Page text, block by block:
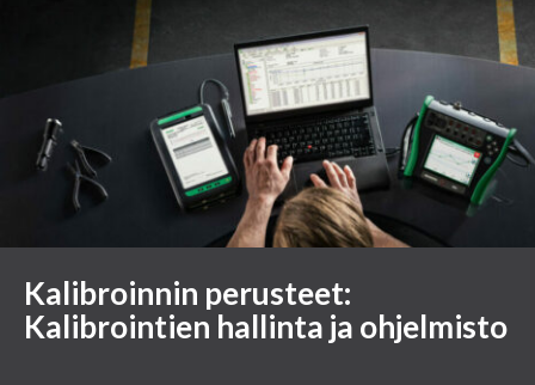
Kalibroinnin perusteet:
Kalibrointien hallinta ja ohjelmisto